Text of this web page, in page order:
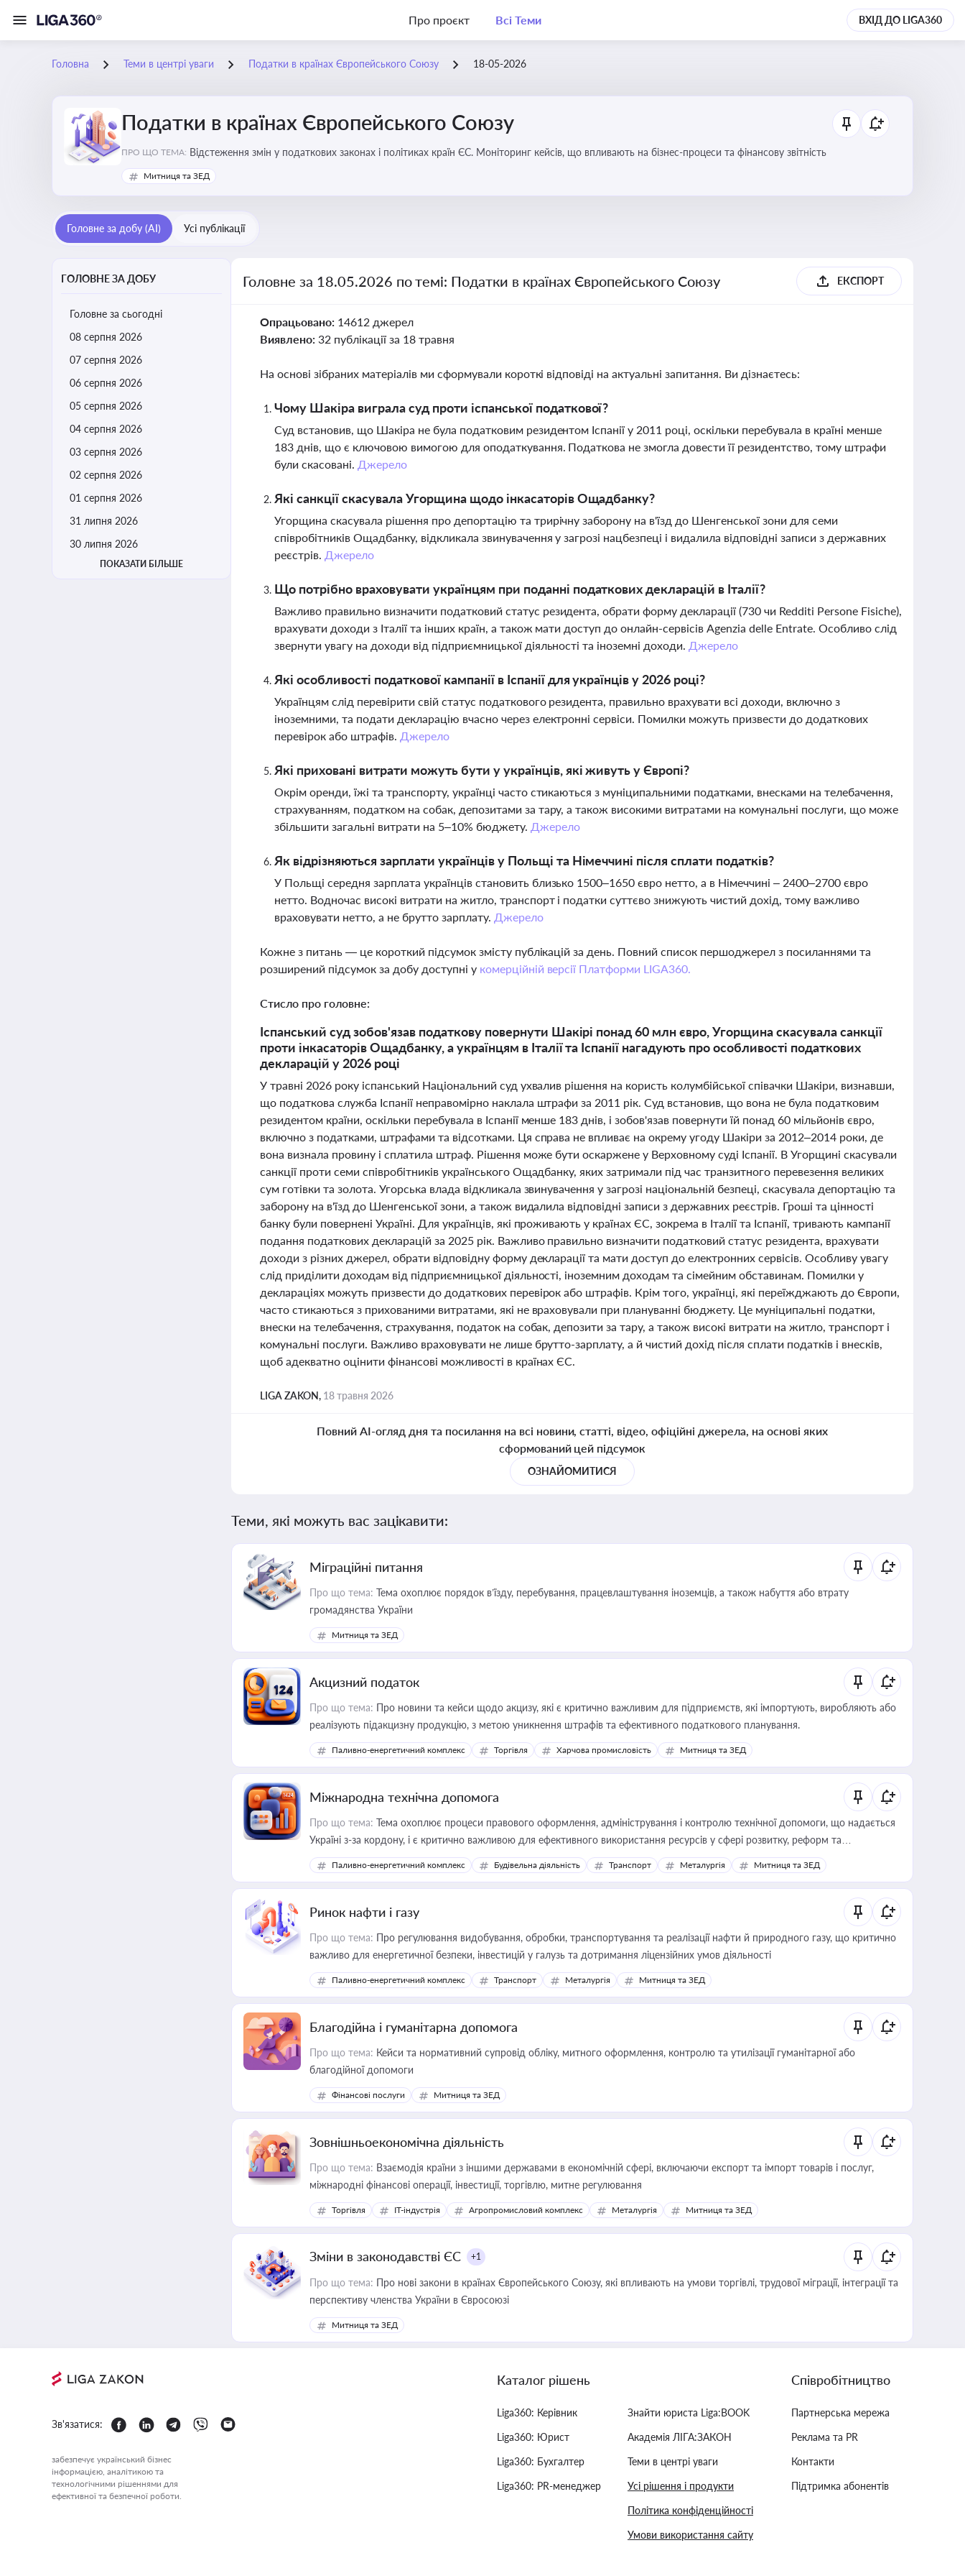
Про проєкт Всі Теми ВХІД ДО LIGA360
Головна Теми в центрі уваги Податки в країнах Європейського Союзу 18-05-2026
Податки в країнах Європейського Союзу
ПРО ЩО ТЕМА: Відстеження змін у податкових законах і політиках країн ЄС. Моніторинг кейсів, що впливають на бізнес-процеси та фінансову звітність
Митниця та ЗЕД
Головне за добу (AI) Усі публікації
ГОЛОВНЕ ЗА ДОБУ
Головне за сьогодні
08 серпня 2026
07 серпня 2026
06 серпня 2026
05 серпня 2026
04 серпня 2026
03 серпня 2026
02 серпня 2026
01 серпня 2026
31 липня 2026
30 липня 2026
ПОКАЗАТИ БІЛЬШЕ
Головне за 18.05.2026 по темі: Податки в країнах Європейського Союзу ЕКСПОРТ
Опрацьовано: 14612 джерел
Виявлено: 32 публікації за 18 травня
На основі зібраних матеріалів ми сформували короткі відповіді на актуальні запитання. Ви дізнаєтесь:
Чому Шакіра виграла суд проти іспанської податкової?
Суд встановив, що Шакіра не була податковим резидентом Іспанії у 2011 році, оскільки перебувала в країні менше
183 днів, що є ключовою вимогою для оподаткування. Податкова не змогла довести її резидентство, тому штрафи
були скасовані. Джерело
Які санкції скасувала Угорщина щодо інкасаторів Ощадбанку?
Угорщина скасувала рішення про депортацію та трирічну заборону на в'їзд до Шенгенської зони для семи
співробітників Ощадбанку, відкликала звинувачення у загрозі нацбезпеці і видалила відповідні записи з державних
реєстрів. Джерело
Що потрібно враховувати українцям при поданні податкових декларацій в Італії?
Важливо правильно визначити податковий статус резидента, обрати форму декларації (730 чи Redditi Persone Fisiche),
врахувати доходи з Італії та інших країн, а також мати доступ до онлайн-сервісів Agenzia delle Entrate. Особливо слід
звернути увагу на доходи від підприємницької діяльності та іноземні доходи. Джерело
Які особливості податкової кампанії в Іспанії для українців у 2026 році?
Українцям слід перевірити свій статус податкового резидента, правильно врахувати всі доходи, включно з
іноземними, та подати декларацію вчасно через електронні сервіси. Помилки можуть призвести до додаткових
перевірок або штрафів. Джерело
Які приховані витрати можуть бути у українців, які живуть у Європі?
Окрім оренди, їжі та транспорту, українці часто стикаються з муніципальними податками, внесками на телебачення,
страхуванням, податком на собак, депозитами за тару, а також високими витратами на комунальні послуги, що може
збільшити загальні витрати на 5–10% бюджету. Джерело
Як відрізняються зарплати українців у Польщі та Німеччині після сплати податків?
У Польщі середня зарплата українців становить близько 1500–1650 євро нетто, а в Німеччині – 2400–2700 євро
нетто. Водночас високі витрати на житло, транспорт і податки суттєво знижують чистий дохід, тому важливо
враховувати нетто, а не брутто зарплату. Джерело
Кожне з питань — це короткий підсумок змісту публікацій за день. Повний список першоджерел з посиланнями та
розширений підсумок за добу доступні у комерційній версії Платформи LIGA360.
Стисло про головне:
Іспанський суд зобов'язав податкову повернути Шакірі понад 60 млн євро, Угорщина скасувала санкції
проти інкасаторів Ощадбанку, а українцям в Італії та Іспанії нагадують про особливості податкових
декларацій у 2026 році
У травні 2026 року іспанський Національний суд ухвалив рішення на користь колумбійської співачки Шакіри, визнавши,
що податкова служба Іспанії неправомірно наклала штрафи за 2011 рік. Суд встановив, що вона не була податковим
резидентом країни, оскільки перебувала в Іспанії менше 183 днів, і зобов'язав повернути їй понад 60 мільйонів євро,
включно з податками, штрафами та відсотками. Ця справа не впливає на окрему угоду Шакіри за 2012–2014 роки, де
вона визнала провину і сплатила штраф. Рішення може бути оскаржене у Верховному суді Іспанії. В Угорщині скасували
санкції проти семи співробітників українського Ощадбанку, яких затримали під час транзитного перевезення великих
сум готівки та золота. Угорська влада відкликала звинувачення у загрозі національній безпеці, скасувала депортацію та
заборону на в'їзд до Шенгенської зони, а також видалила відповідні записи з державних реєстрів. Гроші та цінності
банку були повернені Україні. Для українців, які проживають у країнах ЄС, зокрема в Італії та Іспанії, тривають кампанії
подання податкових декларацій за 2025 рік. Важливо правильно визначити податковий статус резидента, врахувати
доходи з різних джерел, обрати відповідну форму декларації та мати доступ до електронних сервісів. Особливу увагу
слід приділити доходам від підприємницької діяльності, іноземним доходам та сімейним обставинам. Помилки у
деклараціях можуть призвести до додаткових перевірок або штрафів. Крім того, українці, які переїжджають до Європи,
часто стикаються з прихованими витратами, які не враховували при плануванні бюджету. Це муніципальні податки,
внески на телебачення, страхування, податок на собак, депозити за тару, а також високі витрати на житло, транспорт і
комунальні послуги. Важливо враховувати не лише брутто-зарплату, а й чистий дохід після сплати податків і внесків,
щоб адекватно оцінити фінансові можливості в країнах ЄС.
LIGA ZAKON, 18 травня 2026
Повний AI-огляд дня та посилання на всі новини, статті, відео, офіційні джерела, на основі яких
сформований цей підсумок
ОЗНАЙОМИТИСЯ
Теми, які можуть вас зацікавити:
Міграційні питання
Про що тема: Тема охоплює порядок в’їзду, перебування, працевлаштування іноземців, а також набуття або втрату
громадянства України
Митниця та ЗЕД
Акцизний податок
Про що тема: Про новини та кейси щодо акцизу, які є критично важливим для підприємств, які імпортують, виробляють або
реалізують підакцизну продукцію, з метою уникнення штрафів та ефективного податкового планування.
Паливно-енергетичний комплекс Торгівля Харчова промисловість Митниця та ЗЕД
Міжнародна технічна допомога
Про що тема: Тема охоплює процеси правового оформлення, адміністрування і контролю технічної допомоги, що надається
Україні з-за кордону, і є критично важливою для ефективного використання ресурсів у сфері розвитку, реформ та
інфраструктурних проєктів
Паливно-енергетичний комплекс Будівельна діяльність Транспорт Металургія Митниця та ЗЕД
Ринок нафти і газу
Про що тема: Про регулювання видобування, обробки, транспортування та реалізації нафти й природного газу, що критично
важливо для енергетичної безпеки, інвестицій у галузь та дотримання ліцензійних умов діяльності
Паливно-енергетичний комплекс Транспорт Металургія Митниця та ЗЕД
Благодійна і гуманітарна допомога
Про що тема: Кейси та нормативний супровід обліку, митного оформлення, контролю та утилізації гуманітарної або
благодійної допомоги
Фінансові послуги Митниця та ЗЕД
Зовнішньоекономічна діяльність
Про що тема: Взаємодія країни з іншими державами в економічній сфері, включаючи експорт та імпорт товарів і послуг,
міжнародні фінансові операції, інвестиції, торгівлю, митне регулювання
Торгівля IT-індустрія Агропромисловий комплекс Металургія Митниця та ЗЕД
Зміни в законодавстві ЄС +1
Про що тема: Про нові закони в країнах Європейського Союзу, які впливають на умови торгівлі, трудової міграції, інтеграції та
перспективу членства України в Євросоюзі
Митниця та ЗЕД
Зв'язатися:
забезпечує український бізнес
інформацією, аналітикою та
технологічними рішеннями для
ефективної та безпечної роботи.
Каталог рішень
Liga360: Керівник
Liga360: Юрист
Liga360: Бухгалтер
Liga360: PR-менеджер
Знайти юриста Liga:BOOK
Академія ЛІГА:ЗАКОН
Теми в центрі уваги
Усі рішення і продукти
Політика конфіденційності
Умови використання сайту
Співробітництво
Партнерська мережа
Реклама та PR
Контакти
Підтримка абонентів